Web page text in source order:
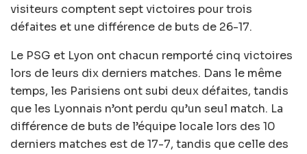
visiteurs comptent sept victoires pour trois
défaites et une différence de buts de 26-17.
Le PSG et Lyon ont chacun remporté cinq victoires
lors de leurs dix derniers matches. Dans le même
temps, les Parisiens ont subi deux défaites, tandis
que les Lyonnais n’ont perdu qu’un seul match. La
différence de buts de l’équipe locale lors des 10
derniers matches est de 17-7, tandis que celle des